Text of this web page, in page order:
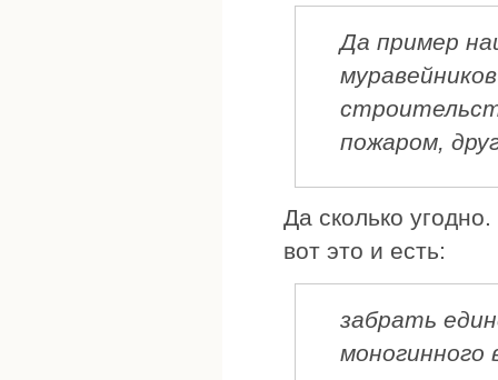
Да пример
пожаром,
Да сколько
вот это и есть:
забрать
моногинного